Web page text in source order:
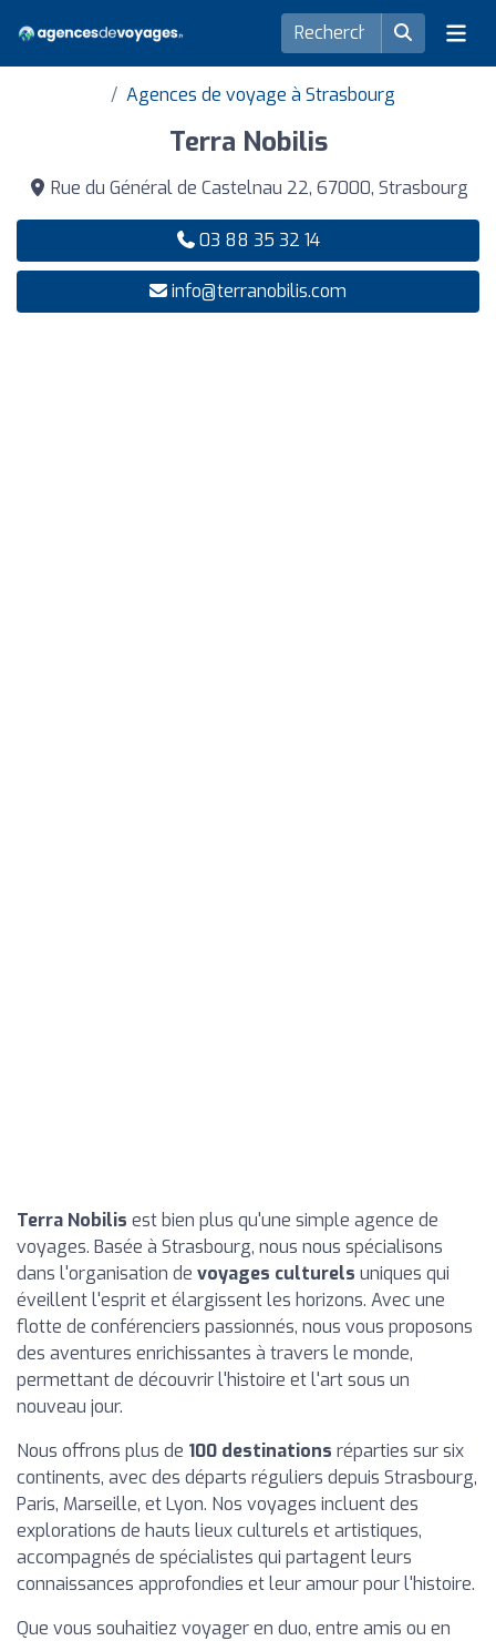
Agences de voyage à Strasbourg
Terra Nobilis
Rue du Général de Castelnau 22, 67000, Strasbourg
03 88 35 32 14
info@terranobilis.com
Terra Nobilis est bien plus qu'une simple agence de
voyages. Basée à Strasbourg, nous nous spécialisons
dans l'organisation de voyages culturels uniques qui
éveillent l'esprit et élargissent les horizons. Avec une
flotte de conférenciers passionnés, nous vous proposons
des aventures enrichissantes à travers le monde,
permettant de découvrir l'histoire et l'art sous un
nouveau jour.
Nous offrons plus de 100 destinations réparties sur six
continents, avec des départs réguliers depuis Strasbourg,
Paris, Marseille, et Lyon. Nos voyages incluent des
explorations de hauts lieux culturels et artistiques,
accompagnés de spécialistes qui partagent leurs
connaissances approfondies et leur amour pour l'histoire.
Que vous souhaitiez voyager en duo, entre amis ou en